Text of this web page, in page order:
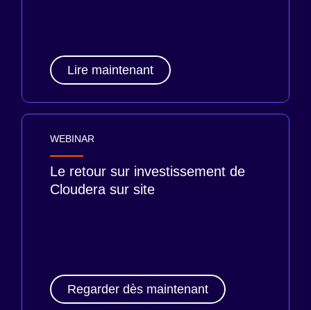
Lire maintenant
WEBINAR
Le retour sur investissement de
Cloudera sur site
Regarder dès maintenant